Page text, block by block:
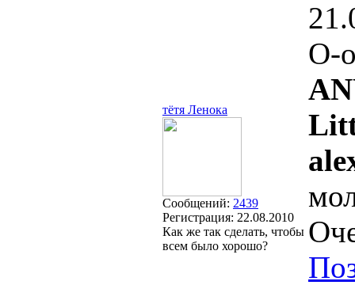
тётя Ленока
Сообщений: 2439
Регистрация: 22.08.2010
Как же так сделать, чтобы
всем было хорошо?
О-